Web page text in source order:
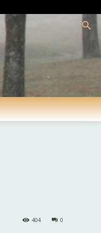
0
404